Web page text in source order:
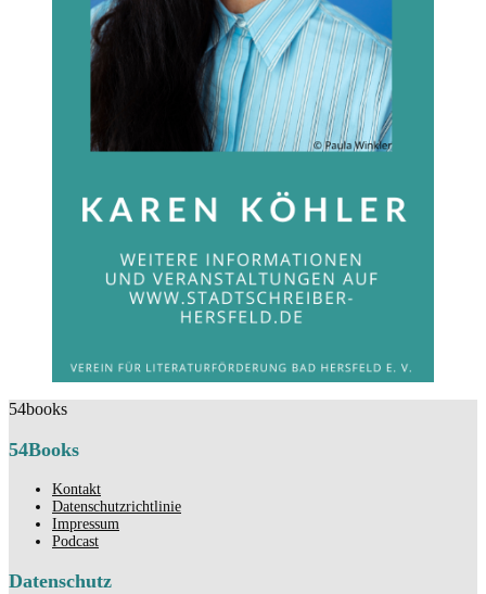
54books
54Books
Kontakt
Datenschutzrichtlinie
Impressum
Podcast
Datenschutz